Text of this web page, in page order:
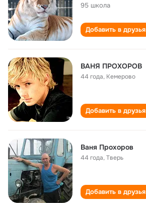
95 школа
Добавить в друзья
ВАНЯ ПРОХОРОВ
44 года, Кемерово
Добавить в друзья
Ваня Прохоров
44 года,Тверь
Добавить в друзья